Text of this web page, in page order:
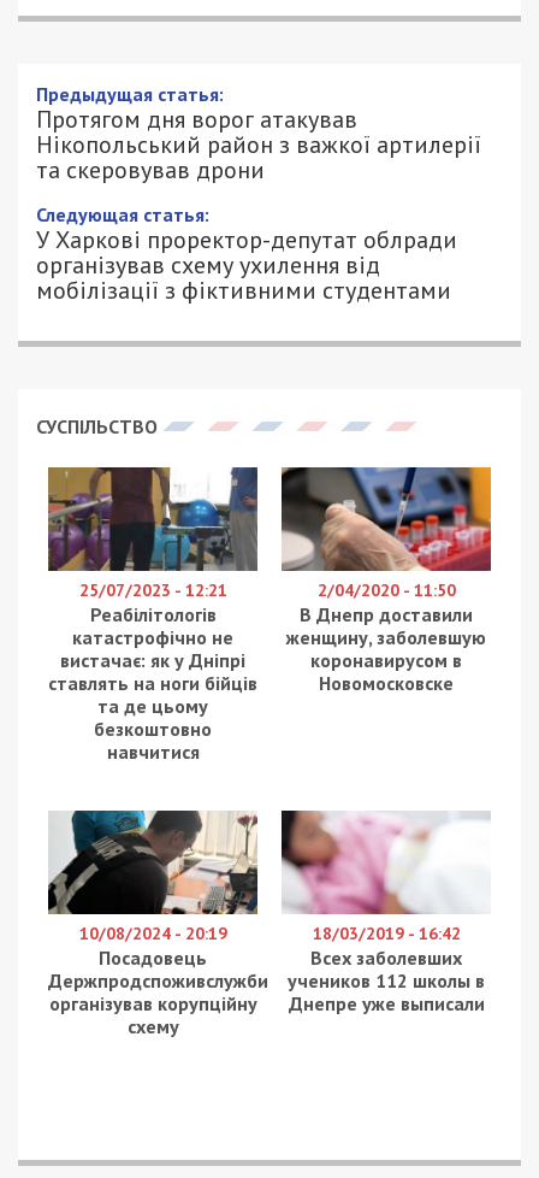
Предыдущая статья:
Протягом дня ворог атакував
Нікопольський район з важкої артилерії
та скеровував дрони
Следующая статья:
У Харкові проректор-депутат облради
організував схему ухилення від
мобілізації з фіктивними студентами
СУСПІЛЬСТВО
25/07/2023 - 12:21
Реабілітологів
катастрофічно не
вистачає: як у Дніпрі
ставлять на ноги бійців
та де цьому
безкоштовно
навчитися
2/04/2020 - 11:50
В Днепр доставили
женщину, заболевшую
коронавирусом в
Новомосковске
10/08/2024 - 20:19
Посадовець
Держпродспоживслужби
організував корупційну
схему
18/03/2019 - 16:42
Всех заболевших
учеников 112 школы в
Днепре уже выписали